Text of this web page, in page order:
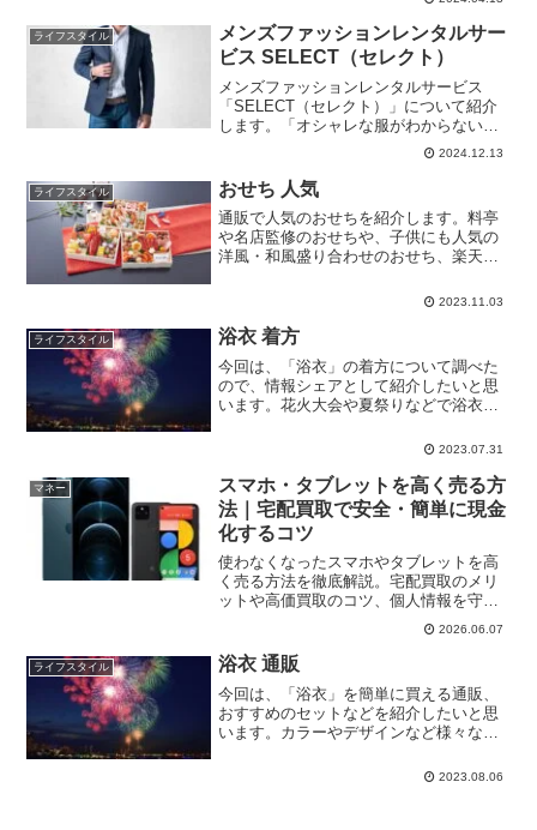
マーク発...
ライフスタイル
メンズファッションレンタルサー
ビス SELECT（セレクト）
メンズファッションレンタルサービス
「SELECT（セレクト）」について紹介
します。「オシャレな服がわからない」
「体型に合う服が見つからない」と悩む
男性必見！メンズファッションレンタル
サービス「SELECT（セレクト）」は、
スタイリストがあな...
2024.12.13
ライフスタイル おせち 人気
通販で人気のおせちを紹介します。料亭
や名店監修のおせちや、子供にも人気の
洋風・和風盛り合わせのおせち、楽天ラ
介したいと思います。早くも売り切れや
るので、お早めにチェック...
2023.11.03
ライフスタイル 浴衣 着方
今回は、「浴衣」の着方について調べた
ので、情報シェアとして紹介したいと思
います。花火大会や夏祭りなどで浴衣を
び方や、左前・右前どっちかなど、浴衣
ったり、正しくない着付け...
2023.07.31
マネー
スマホ・タブレットを高く売る方
法｜宅配買取で安全・簡単に現金
化するコツ
使わなくなったスマホやタブレットを高
く売る方法を徹底解説。宅配買取のメリ
ットや高価買取のコツ、個人情報を守る
ためのポイントまで詳しく紹介します。
安全・簡単に売却したい方におすすめの
サービスも解説。
2026.06.07
ライフスタイル 浴衣 通販
今回は、「浴衣」を簡単に買える通販、
おすすめのセットなどを紹介したいと思
います。カラーやデザインなど様々な種
て、急いで準備しなくてはいけない時に
2023.08.06